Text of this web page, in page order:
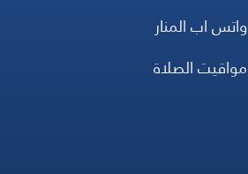
واتس اب المنار
مواقيت الصلاة